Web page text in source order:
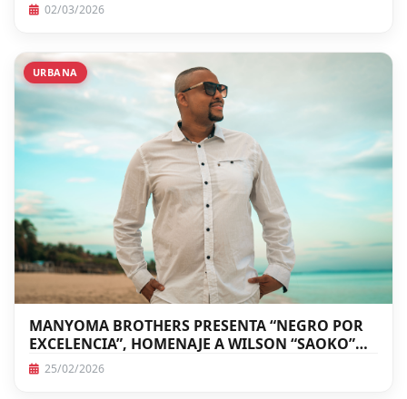
02/03/2026
URBANA
MANYOMA BROTHERS PRESENTA “NEGRO POR
EXCELENCIA”, HOMENAJE A WILSON “SAOKO”
MANYOMA
25/02/2026